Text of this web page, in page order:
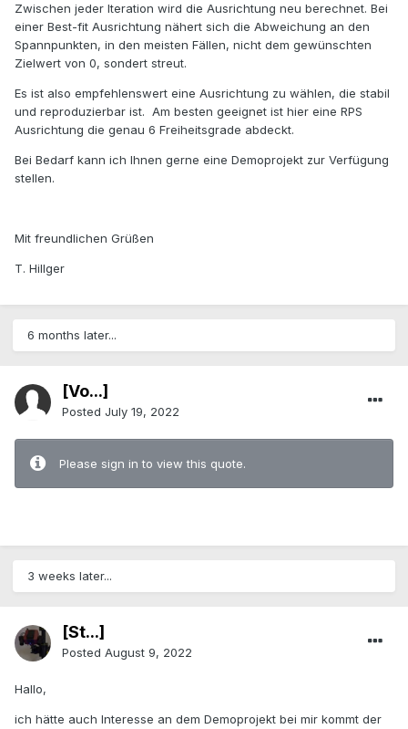
Zwischen jeder Iteration wird die Ausrichtung neu berechnet. Bei
einer Best-fit Ausrichtung nähert sich die Abweichung an den
Spannpunkten, in den meisten Fällen, nicht dem gewünschten
Zielwert von 0, sondert streut.
Es ist also empfehlenswert eine Ausrichtung zu wählen, die stabil
und reproduzierbar ist. Am besten geeignet ist hier eine RPS
Ausrichtung die genau 6 Freiheitsgrade abdeckt.
Bei Bedarf kann ich Ihnen gerne eine Demoprojekt zur Verfügung
stellen.
Mit freundlichen Grüßen
T. Hillger
6 months later...
[Vo...]
Posted July 19, 2022
Please sign in to view this quote.
3 weeks later...
[St...]
Posted August 9, 2022
Hallo,
ich hätte auch Interesse an dem Demoprojekt bei mir kommt der